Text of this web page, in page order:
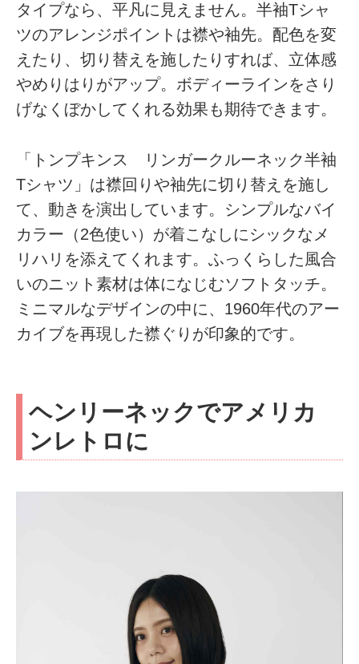
タイプなら、平凡に見えません。半袖Tシャ
ツのアレンジポイントは襟や袖先。配色を変
えたり、切り替えを施したりすれば、立体感
やめりはりがアップ。ボディーラインをさり
げなくぼかしてくれる効果も期待できます。
「トンプキンス リンガークルーネック半袖
Tシャツ」は襟回りや袖先に切り替えを施し
て、動きを演出しています。シンプルなバイ
カラー（2色使い）が着こなしにシックなメ
リハリを添えてくれます。ふっくらした風合
いのニット素材は体になじむソフトタッチ。
ミニマルなデザインの中に、1960年代のアー
カイブを再現した襟ぐりが印象的です。
ヘンリーネックでアメリカ
ンレトロに